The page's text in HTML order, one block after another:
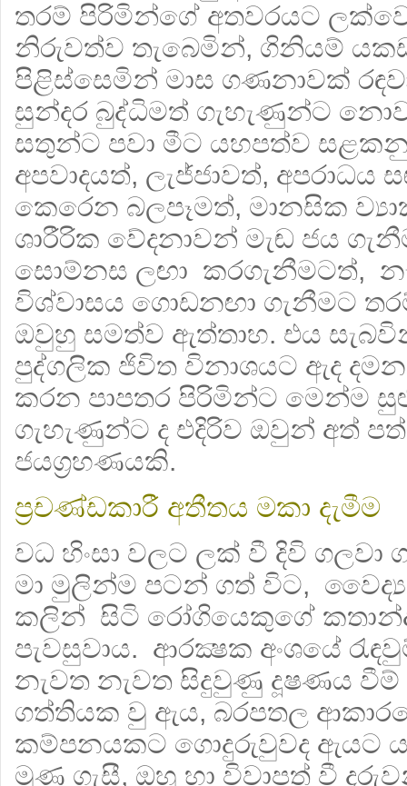
තරම් පිරිමින්ගේ අතවරයට
නිරුවත්ව තැබෙමින්, ගිනියම්
පිළිස්සෙමින් මාස ගණනාවක්
සුන්දර බුද්ධිමත් ගැහැණුන්ට
සතුන්ට පවා මීට යහපත්ව සළකනු
අපවාදයත්, ලැජ්ජාවත්, අපරාධය
කෙරෙන බලපෑමත්, මානසික
ශාරීරික වේදනාවන් මැඬ ජය
සොම්නස ලඟා කරගැනීමටත්,
විශ්වාසය ගොඩනඟා ගැනීමට
ඔවුහු සමත්ව ඇත්තාහ. එය
පුද්ගලික ජිවිත විනාශයට ඇද
කරන පාපතර පිරිමින්ට මෙන්ම
ගැහැණුන්ට ද එදිරිව ඔවුන් අත්
ජයග්‍රහණයකි.
ප්‍රචණ්ඩකාරී අතීතය මකා දැමීම
වධ හිංසා වලට ලක් වී දිවි
මා මුලින්ම පටන් ගත් විට,
කලින් සිටි රෝගියෙකුගේ
පැවසුවාය. ආරක්‍ෂක අංශයේ
නැවත නැවත සිදුවුණු දූෂණය වීම්
ගත්තියක වු ඇය, බරපතල
කම්පනයකට ගොදුරුවුවද ඇයට
මුණ ගැසී, ඔහු හා විවාපත් වී